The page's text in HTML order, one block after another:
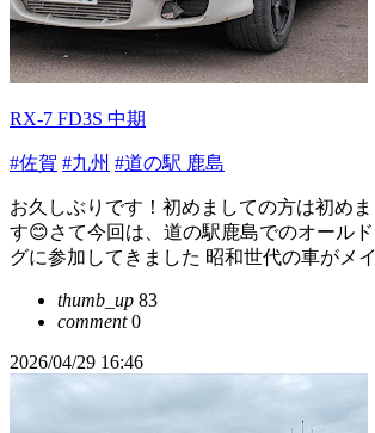
RX-7 FD3S 中期
#佐賀 #九州 #道の駅 鹿島
お久しぶりです！初めましての方は初め
す😊さて今回は、道の駅鹿島でのオール
グに参加してきました 昭和世代の車がメ
thumb_up 83
comment0
2026/04/29 16:46